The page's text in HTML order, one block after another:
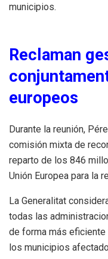
municipios.
Reclaman
europeos
Durante la reunión,
comisión mixta de
reparto de los 846
Unión Europea para la
La Generalitat
todas las
de forma más
los municipios